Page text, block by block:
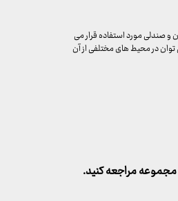
صندلی‌ مورد استفاده قرار می‌
در محیط ‌های مختلفی از آن
مراجعه کنید.